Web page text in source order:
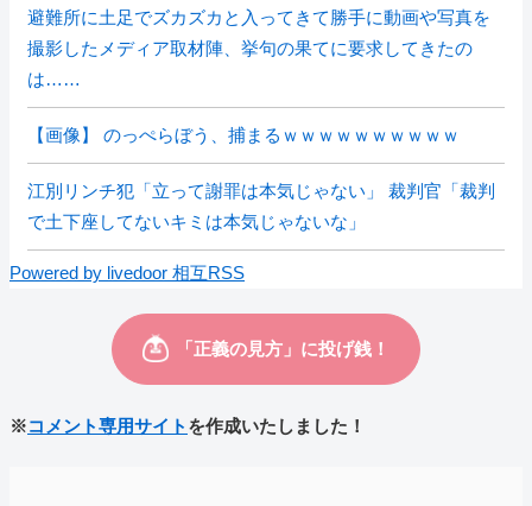
避難所に土足でズカズカと入ってきて勝手に動画や写真を
撮影したメディア取材陣、挙句の果てに要求してきたの
は……
【画像】 のっぺらぼう、捕まるｗｗｗｗｗｗｗｗｗｗ
江別リンチ犯「立って謝罪は本気じゃない」 裁判官「裁判
で土下座してないキミは本気じゃないな」
Powered by livedoor 相互RSS
※コメント専用サイト を作成いたしました！